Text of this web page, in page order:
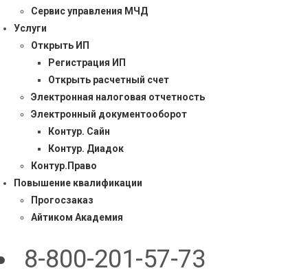
Сервис управления МЧД
Услуги
Открыть ИП
Регистрация ИП
Открыть расчетный счет
Электронная налоговая отчетность
Электронный документооборот
Контур. Сайн
Контур. Диадок
Контур.Право
Повышение квалификации
Прогосзаказ
Айтиком Академия
8-800-201-57-73